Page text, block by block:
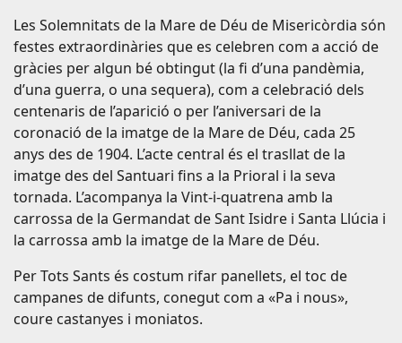
Les Solemnitats de la Mare de Déu de Misericòrdia són
festes extraordinàries que es celebren com a acció de
gràcies per algun bé obtingut (la fi d’una pandèmia,
d’una guerra, o una sequera), com a celebració dels
centenaris de l’aparició o per l’aniversari de la
coronació de la imatge de la Mare de Déu, cada 25
anys des de 1904. L’acte central és el trasllat de la
imatge des del Santuari fins a la Prioral i la seva
tornada. L’acompanya la Vint-i-quatrena amb la
carrossa de la Germandat de Sant Isidre i Santa Llúcia i
la carrossa amb la imatge de la Mare de Déu.
Per Tots Sants és costum rifar panellets, el toc de
campanes de difunts, conegut com a «Pa i nous»,
coure castanyes i moniatos.